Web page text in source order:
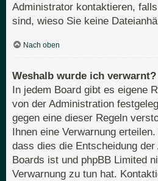
Administrator kontaktieren,
sind, wieso Sie keine
Nach oben
Weshalb wurde ich verwarnt?
In jedem Board gibt es eigene
von der Administration
gegen eine dieser Regeln
Ihnen eine Verwarnung
dass dies die Entscheidung
Boards ist und phpBB Limited
Verwarnung zu tun hat.